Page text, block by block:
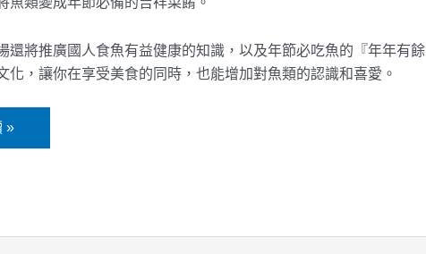
還將推廣國人食魚有益健康的知識，以及年節必吃魚的『年年有餘
化，讓你在享受美食的同時，也能增加對魚類的認識和喜愛。
»